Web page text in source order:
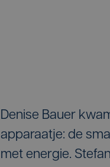
Denise Bauer
apparaatje: de
met energie.